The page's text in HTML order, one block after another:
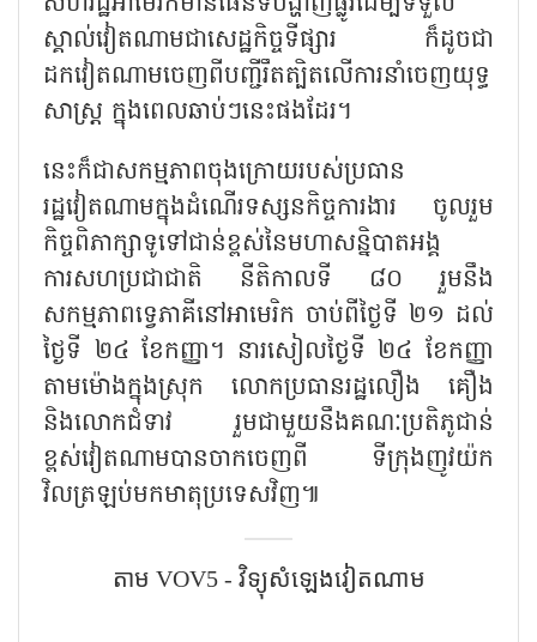
ស្គាល់វៀតណាមជាសេដ្ឋកិច្ចទីផ្សារ ក៏ដូចជា
ដកវៀតណាមចេញពីបញ្ជីរឹតត្បិតលើការនាំចេញយុទ្ធ
សាស្ត្រ ក្នុងពេលឆាប់ៗនេះផងដែរ។
នេះក៏ជាសកម្មភាពចុងក្រោយរបស់ប្រធាន
រដ្ឋវៀតណាមក្នុងដំណើរទស្សនកិច្ចការងារ ចូលរួម
កិច្ចពិភាក្សាទូទៅជាន់ខ្ពស់នៃមហាសន្និបាតអង្គ
ការសហប្រជាជាតិ នីតិកាលទី ៨០ រួមនឹង
សកម្មភាពទ្វេភាគីនៅអាមេរិក ចាប់ពីថ្ងៃទី ២១ ដល់
ថ្ងៃទី ២៤ ខែកញ្ញា។ នារសៀលថ្ងៃទី ២៤ ខែកញ្ញា
តាមម៉ោងក្នុងស្រុក លោកប្រធានរដ្ឋលឿង គឿង
និងលោកជំទាវ រួមជាមួយនឹងគណៈប្រតិភូជាន់
ខ្ពស់វៀតណាមបានចាកចេញពី ទីក្រុងញូវយ៉ក
វិលត្រឡប់មកមាតុប្រទេសវិញ៕
តាម VOV5 - វិទ្យុសំឡេង​វៀតណាម